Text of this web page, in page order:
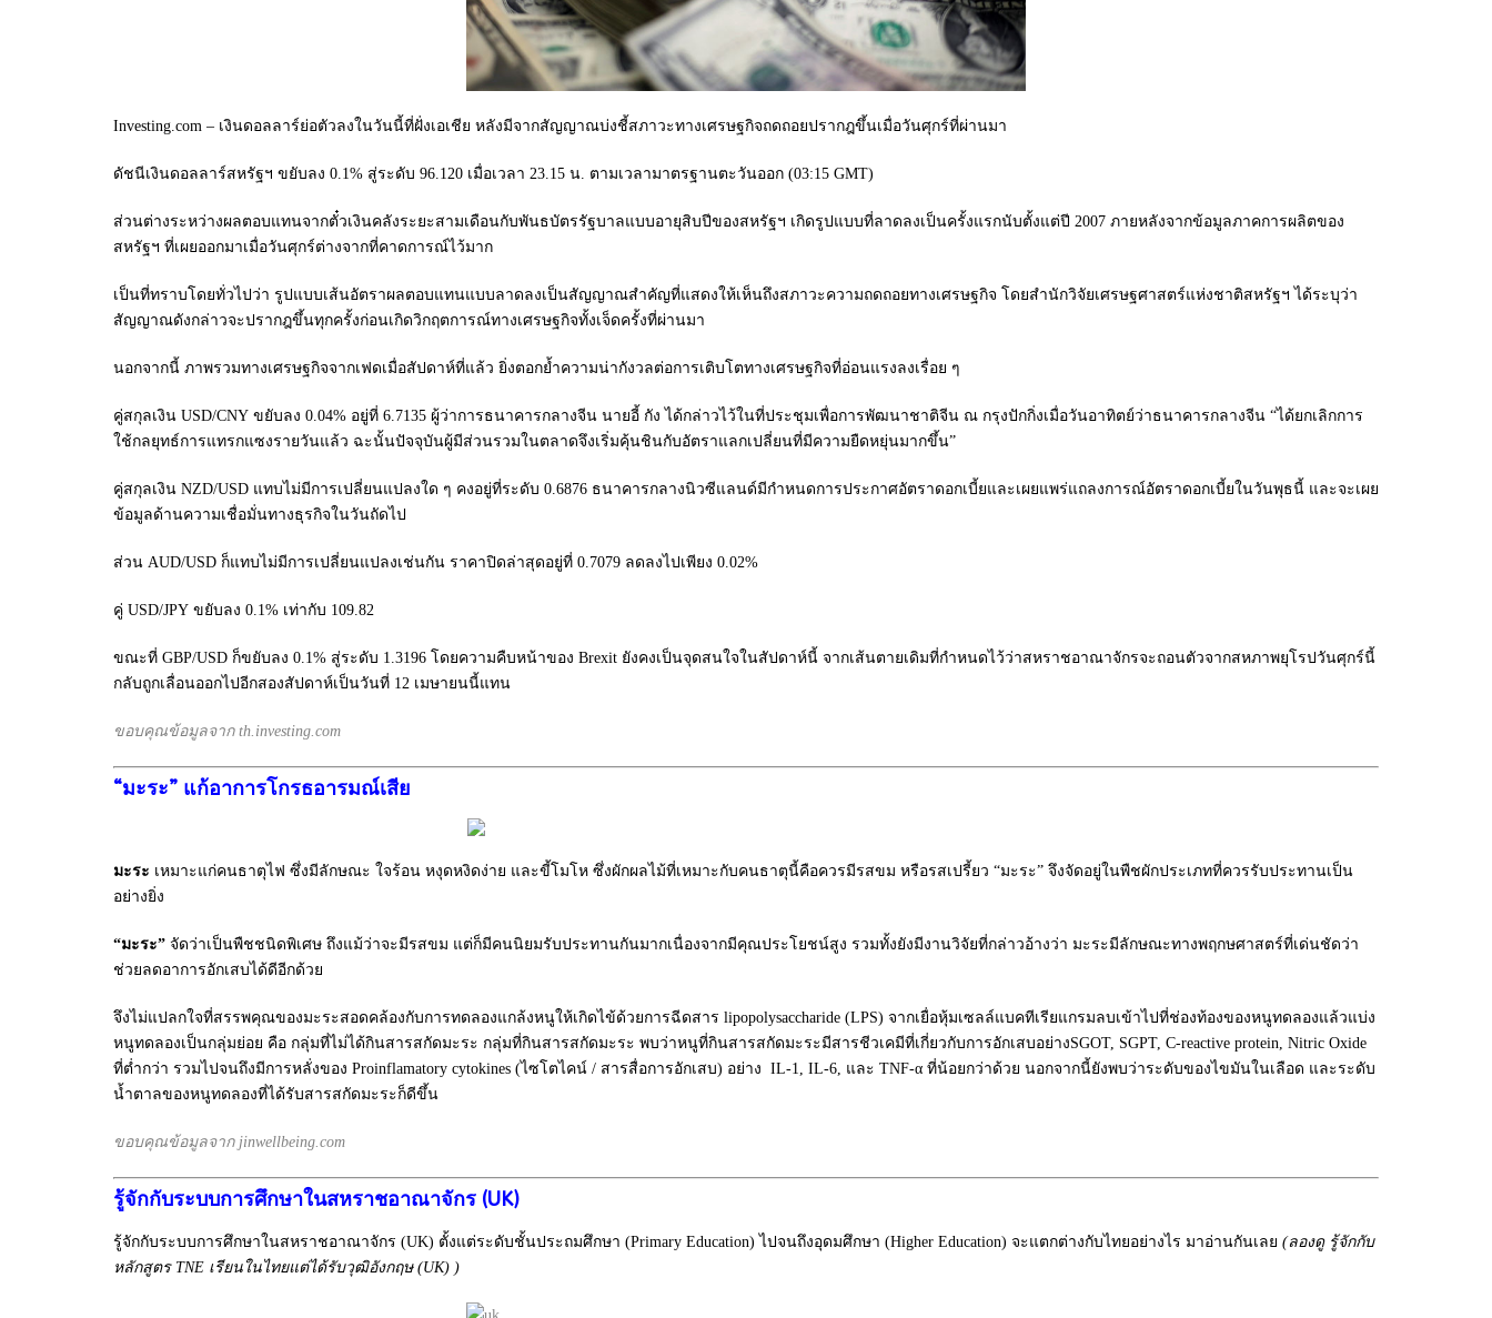
Investing.com – เงินดอลลาร์ย่อตัวลงในวันนี้ที่ฝั่งเอเชีย หลังมีจากสัญญาณบ่งชี้สภาวะทางเศรษฐกิจถดถอยปรากฎขึ้นเมื่อวันศุกร์ที่ผ่านมา
ดัชนีเงินดอลลาร์สหรัฐฯ ขยับลง 0.1% สู่ระดับ 96.120 เมื่อเวลา 23.15 น. ตามเวลามาตรฐานตะวันออก (03:15 GMT)
ส่วนต่างระหว่างผลตอบแทนจากตั๋วเงินคลังระยะสามเดือนกับพันธบัตรรัฐบาลแบบอายุสิบปีของสหรัฐฯ เกิดรูปแบบที่ลาดลงเป็นครั้งแรกนับตั้งแต่ปี 2007 ภายหลังจากข้อมูลภาคการผลิตของ
สหรัฐฯ ที่เผยออกมาเมื่อวันศุกร์ต่างจากที่คาดการณ์ไว้มาก
เป็นที่ทราบโดยทั่วไปว่า รูปแบบเส้นอัตราผลตอบแทนแบบลาดลงเป็นสัญญาณสำคัญที่แสดงให้เห็นถึงสภาวะความถดถอยทางเศรษฐกิจ โดยสำนักวิจัยเศรษฐศาสตร์แห่งชาติสหรัฐฯ ได้ระบุว่า
สัญญาณดังกล่าวจะปรากฎขึ้นทุกครั้งก่อนเกิดวิกฤตการณ์ทางเศรษฐกิจทั้งเจ็ดครั้งที่ผ่านมา
นอกจากนี้ ภาพรวมทางเศรษฐกิจจากเฟดเมื่อสัปดาห์ที่แล้ว ยิ่งตอกย้ำความน่ากังวลต่อการเติบโตทางเศรษฐกิจที่อ่อนแรงลงเรื่อย ๆ
คู่สกุลเงิน USD/CNY ขยับลง 0.04% อยู่ที่ 6.7135 ผู้ว่าการธนาคารกลางจีน นายอี้ กัง ได้กล่าวไว้ในที่ประชุมเพื่อการพัฒนาชาติจีน ณ กรุงปักกิ่งเมื่อวันอาทิตย์ว่าธนาคารกลางจีน “ได้ยกเลิกการ
ใช้กลยุทธ์การแทรกแซงรายวันแล้ว ฉะนั้นปัจจุบันผู้มีส่วนรวมในตลาดจึงเริ่มคุ้นชินกับอัตราแลกเปลี่ยนที่มีความยืดหยุ่นมากขึ้น”
คู่สกุลเงิน NZD/USD แทบไม่มีการเปลี่ยนแปลงใด ๆ คงอยู่ที่ระดับ 0.6876 ธนาคารกลางนิวซีแลนด์มีกำหนดการประกาศอัตราดอกเบี้ยและเผยแพร่แถลงการณ์อัตราดอกเบี้ยในวันพุธนี้ และจะเผย
ข้อมูลด้านความเชื่อมั่นทางธุรกิจในวันถัดไป
ส่วน AUD/USD ก็แทบไม่มีการเปลี่ยนแปลงเช่นกัน ราคาปิดล่าสุดอยู่ที่ 0.7079 ลดลงไปเพียง 0.02%
คู่ USD/JPY ขยับลง 0.1% เท่ากับ 109.82
ขณะที่ GBP/USD ก็ขยับลง 0.1% สู่ระดับ 1.3196 โดยความคืบหน้าของ Brexit ยังคงเป็นจุดสนใจในสัปดาห์นี้ จากเส้นตายเดิมที่กำหนดไว้ว่าสหราชอาณาจักรจะถอนตัวจากสหภาพยุโรปวันศุกร์นี้
กลับถูกเลื่อนออกไปอีกสองสัปดาห์เป็นวันที่ 12 เมษายนนี้แทน
ขอบคุณข้อมูลจาก th.investing.com
“มะระ” แก้อาการโกรธอารมณ์เสีย
มะระ เหมาะแก่คนธาตุไฟ ซึ่งมีลักษณะ ใจร้อน หงุดหงิดง่าย และขี้โมโห ซึ่งผักผลไม้ที่เหมาะกับคนธาตุนี้คือควรมีรสขม หรือรสเปรี้ยว “มะระ” จึงจัดอยู่ในพืชผักประเภทที่ควรรับประทานเป็น
อย่างยิ่ง
“มะระ” จัดว่าเป็นพืชชนิดพิเศษ ถึงแม้ว่าจะมีรสขม แต่ก็มีคนนิยมรับประทานกันมากเนื่องจากมีคุณประโยชน์สูง รวมทั้งยังมีงานวิจัยที่กล่าวอ้างว่า มะระมีลักษณะทางพฤกษศาสตร์ที่เด่นชัดว่า
ช่วยลดอาการอักเสบได้ดีอีกด้วย
จึงไม่แปลกใจที่สรรพคุณของมะระสอดคล้องกับการทดลองแกล้งหนูให้เกิดไข้ด้วยการฉีดสาร lipopolysaccharide (LPS) จากเยื่อหุ้มเซลล์แบคทีเรียแกรมลบเข้าไปที่ช่องท้องของหนูทดลองแล้วแบ่ง
หนูทดลองเป็นกลุ่มย่อย คือ กลุ่มที่ไม่ได้กินสารสกัดมะระ กลุ่มที่กินสารสกัดมะระ พบว่าหนูที่กินสารสกัดมะระมีสารชีวเคมีที่เกี่ยวกับการอักเสบอย่างSGOT, SGPT, C-reactive protein, Nitric Oxide
ที่ต่ำกว่า รวมไปจนถึงมีการหลั่งของ Proinflamatory cytokines (ไซโตไคน์ / สารสื่อการอักเสบ) อย่าง IL-1, IL-6, และ TNF-α ที่น้อยกว่าด้วย นอกจากนี้ยังพบว่าระดับของไขมันในเลือด และระดับ
น้ำตาลของหนูทดลองที่ได้รับสารสกัดมะระก็ดีขึ้น
ขอบคุณข้อมูลจาก jinwellbeing.com
รู้จักกับระบบการศึกษาในสหราชอาณาจักร (UK)
รู้จักกับระบบการศึกษาในสหราชอาณาจักร (UK) ตั้งแต่ระดับชั้นประถมศึกษา (Primary Education) ไปจนถึงอุดมศึกษา (Higher Education) จะแตกต่างกับไทยอย่างไร มาอ่านกันเลย (ลองดู รู้จักกับ
หลักสูตร TNE เรียนในไทยแต่ได้รับวุฒิอังกฤษ (UK) )